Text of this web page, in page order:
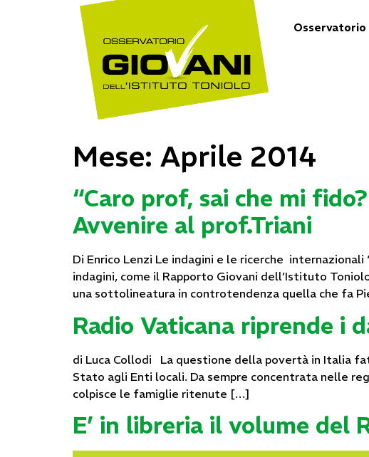
Osservatorio
Mese: Aprile 2014
“Caro prof, sai che mi
Avvenire al prof.Triani
Di Enrico Lenzi Le indagini e le ricerche
indagini, come il Rapporto Giovani dell’Istituto
una sottolineatura in controtendenza quella che fa
Radio Vaticana riprende i
di Luca Collodi La questione della povertà in Italia
Stato agli Enti locali. Da sempre concentrata nelle
colpisce le famiglie ritenute […]
E’ in libreria il volume del